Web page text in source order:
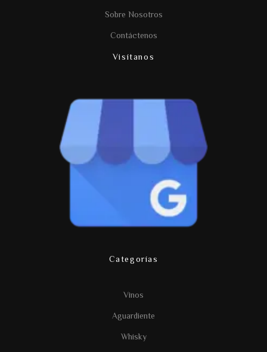
Sobre Nosotros
Contáctenos
Visítanos
Categorías
Vinos
Aguardiente
Whisky